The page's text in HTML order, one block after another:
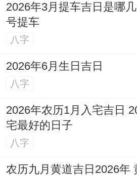
2026年3月提车吉日是哪
号提车
八字
2026年6月生日吉日
八字
2026年农历1月入宅吉日
宅最好的日子
八字
农历九月黄道吉日2026年